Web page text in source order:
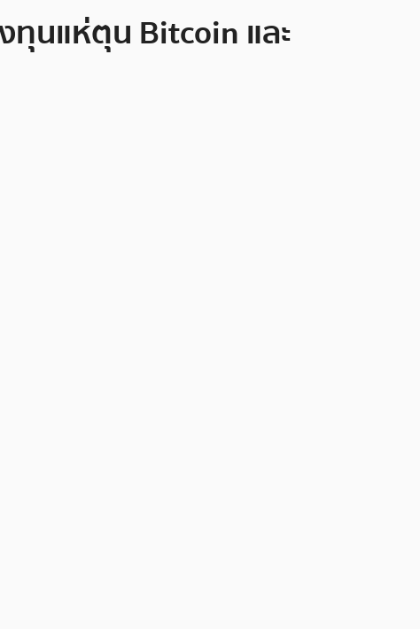
ทุนแห่ตุน Bitcoin และ